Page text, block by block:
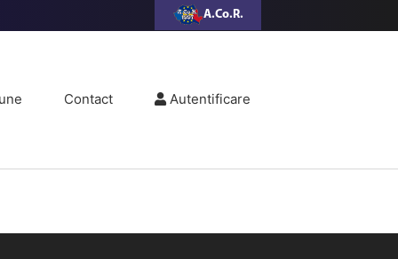
A.Co.R.
Contact Autentificare